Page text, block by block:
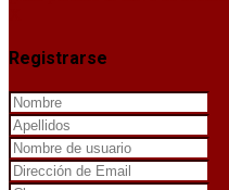
Registrarse